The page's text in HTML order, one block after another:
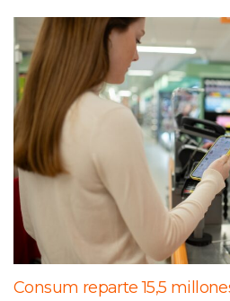
Consum reparte 15,5